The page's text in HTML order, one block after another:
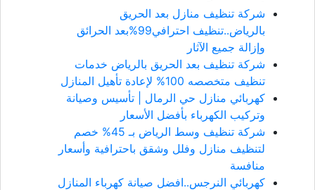
شركة تنظيف منازل بعد الحريق
بالرياض..تنظيف احترافي99%بعد الحرائق
وإزالة جميع الآثار
شركة تنظيف بعد الحريق بالرياض خدمات
تنظيف متخصصه 100% لإعادة تأهيل المنازل
كهربائي منازل حي الرمال | تأسيس وصيانة
وتركيب الكهرباء بأفضل الأسعار
شركة تنظيف وسط الرياض بـ 45% خصم
لتنظيف منازل وفلل وشقق باحترافية وأسعار
منافسة
كهربائي النرجس..افضل صيانة كهرباء المنازل